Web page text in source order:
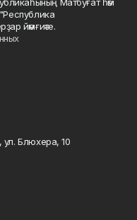
йәмғиәте.
Блюхера, 10